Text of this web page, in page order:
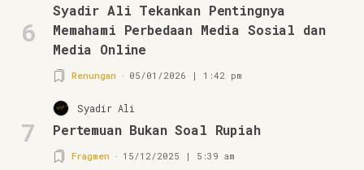
6
Syadir Ali Tekankan Pentingnya
Memahami Perbedaan Media Sosial dan
Media Online
Renungan 05/01/2026 | 1:42 pm
7
Syadir Ali
Pertemuan Bukan Soal Rupiah
Fragmen 15/12/2025 | 5:39 am